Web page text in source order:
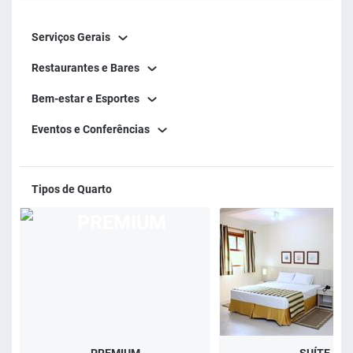
recebê-lo pessoalmente. Seja bem-vindo.
Serviços Gerais
Restaurantes e Bares
Bem-estar e Esportes
Eventos e Conferências
Tipos de Quarto